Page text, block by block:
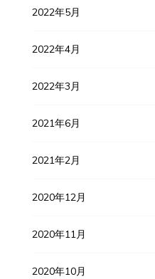
2022年5月
2022年4月
2022年3月
2021年6月
2021年2月
2020年12月
2020年11月
2020年10月